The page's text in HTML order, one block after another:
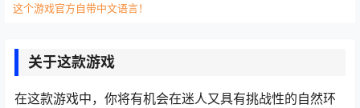
这个游戏官方自带中文语言！
关于这款游戏
在这款游戏中，你将有机会在迷人又具有挑战性的自然环